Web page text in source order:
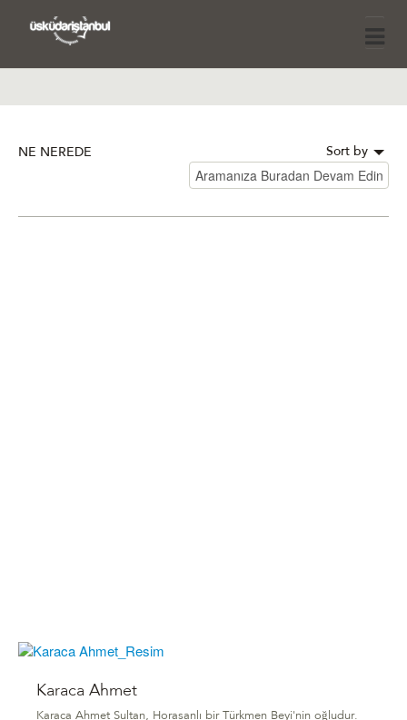
NE NEREDE Sort by
Karaca Ahmet
Karaca Ahmet Sultan, Horasanlı bir Türkmen Beyi'nin oğludur.